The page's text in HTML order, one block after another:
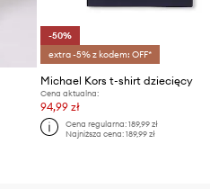
-50%
extra -5% z kodem: OFF*
Michael Kors t-shirt dziecięcy
Cena aktualna:
94,99 zł
Cena regularna: 189,99 zł
Najniższa cena: 189,99 zł